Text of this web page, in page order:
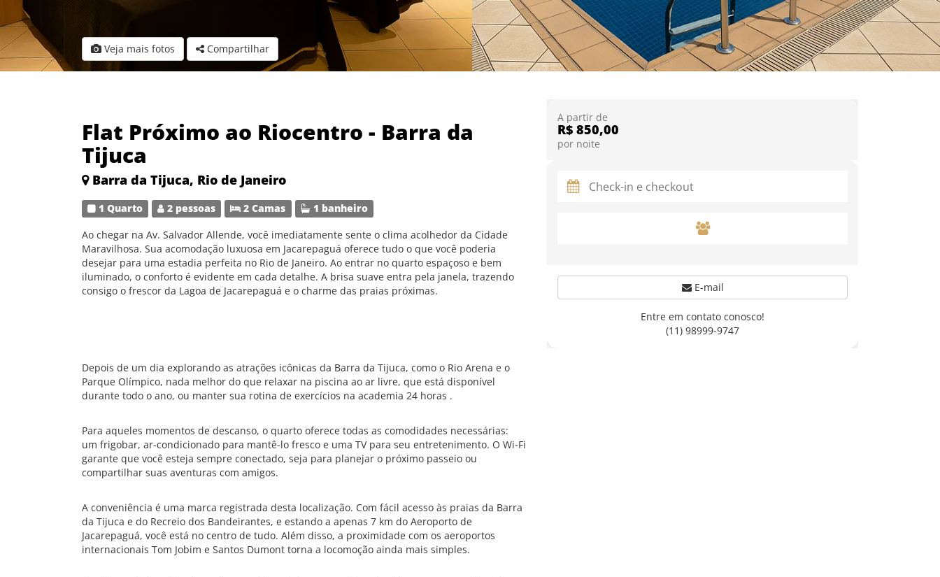
Veja mais fotos Compartilhar
Flat Próximo ao Riocentro - Barra da
Tijuca
Barra da Tijuca, Rio de Janeiro
1 Quarto 2 pessoas 2 Camas 1 banheiro
Ao chegar na Av. Salvador Allende, você imediatamente sente o clima acolhedor da Cidade
Maravilhosa. Sua acomodação luxuosa em Jacarepaguá oferece tudo o que você poderia
desejar para uma estadia perfeita no Rio de Janeiro. Ao entrar no quarto espaçoso e bem
iluminado, o conforto é evidente em cada detalhe. A brisa suave entra pela janela, trazendo
consigo o frescor da Lagoa de Jacarepaguá e o charme das praias próximas.
Depois de um dia explorando as atrações icônicas da Barra da Tijuca, como o Rio Arena e o
Parque Olímpico, nada melhor do que relaxar na piscina ao ar livre, que está disponível
durante todo o ano, ou manter sua rotina de exercícios na academia 24 horas .
Para aqueles momentos de descanso, o quarto oferece todas as comodidades necessárias:
um frigobar, ar-condicionado para mantê-lo fresco e uma TV para seu entretenimento. O Wi-Fi
garante que você esteja sempre conectado, seja para planejar o próximo passeio ou
compartilhar suas aventuras com amigos.
A conveniência é uma marca registrada desta localização. Com fácil acesso às praias da Barra
da Tijuca e do Recreio dos Bandeirantes, e estando a apenas 7 km do Aeroporto de
Jacarepaguá, você está no centro de tudo. Além disso, a proximidade com os aeroportos
internacionais Tom Jobim e Santos Dumont torna a locomoção ainda mais simples.
A partir de
R$ 850,00
por noite
E-mail
Entre em contato conosco!
(11) 98999-9747